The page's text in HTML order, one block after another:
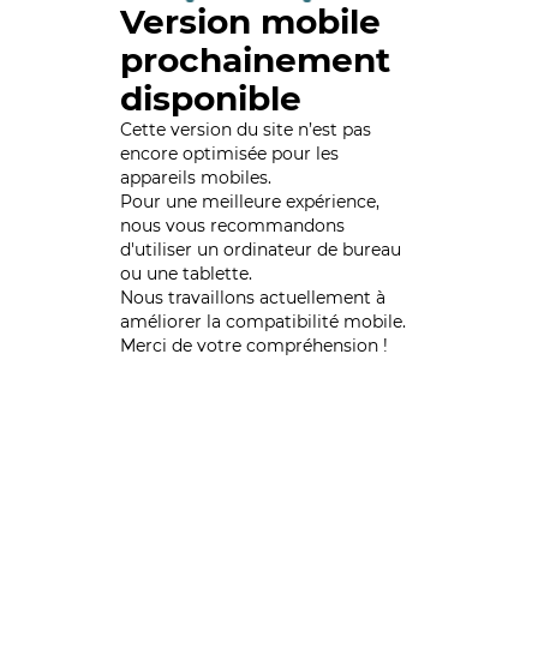
Version mobile
prochainement
disponible
Cette version du site n’est pas
encore optimisée pour les
appareils mobiles.
Pour une meilleure expérience,
nous vous recommandons
d'utiliser un ordinateur de bureau
ou une tablette.
Nous travaillons actuellement à
améliorer la compatibilité mobile.
Merci de votre compréhension !